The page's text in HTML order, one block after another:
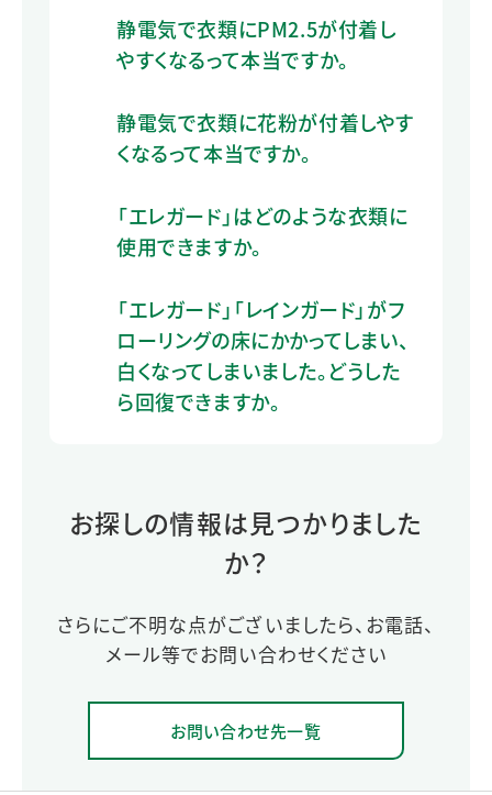
静電気で衣類にPM2.5が付着し
やすくなるって本当ですか。
静電気で衣類に花粉が付着しやす
くなるって本当ですか。
「エレガード」はどのような衣類に
使用できますか。
「エレガード」「レインガード」がフ
ローリングの床にかかってしまい、
白くなってしまいました。どうした
ら回復できますか。
お探しの情報は見つかりました
か？
さらにご不明な点がございましたら、お電話、
メール等でお問い合わせください
お問い合わせ先一覧